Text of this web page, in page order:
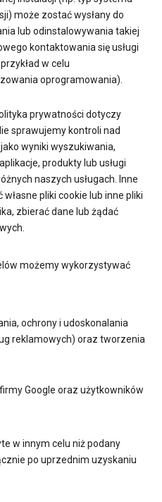
może zostać wysłany do
lub odinstalowywania takiej
kontaktowania się usługi
w celu
oprogramowania).
prywatności dotyczy
sprawujemy kontroli nad
wyniki wyszukiwania,
produkty lub usługi
naszych usługach. Inne
pliki cookie lub inne pliki
zbierać dane lub żądać
możemy wykorzystywać
ochrony i udoskonalania
reklamowych) oraz tworzenia
Google oraz użytkowników
w innym celu niż podany
po uprzednim uzyskaniu